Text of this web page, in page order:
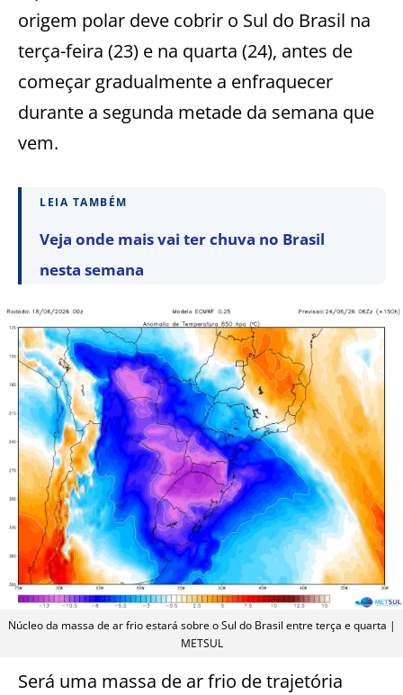
origem polar deve cobrir o Sul do Brasil na
terça-feira (23) e na quarta (24), antes de
começar gradualmente a enfraquecer
durante a segunda metade da semana que
vem.
LEIA TAMBÉM
Veja onde mais vai ter chuva no Brasil
nesta semana
Núcleo da massa de ar frio estará sobre o Sul do Brasil entre terça e quarta |
METSUL
Será uma massa de ar frio de trajetória